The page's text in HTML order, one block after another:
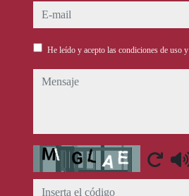
e-mail
He leído y acepto las condiciones de uso y
mensaje
Captcha